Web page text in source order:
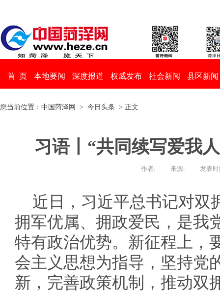
首 页 本地要闻 深度报道 权威发布 社会新闻 县区新闻
您当前位置： 中国菏泽网 > 今日头条 > 正文
习语丨“共同续写爱我
作者: 来源: 发表时
近日，习近平总书记对双
拥军优属、拥政爱民，是我
特有政治优势。新征程上，
会主义思想为指导，坚持党
新，完善政策机制，推动双